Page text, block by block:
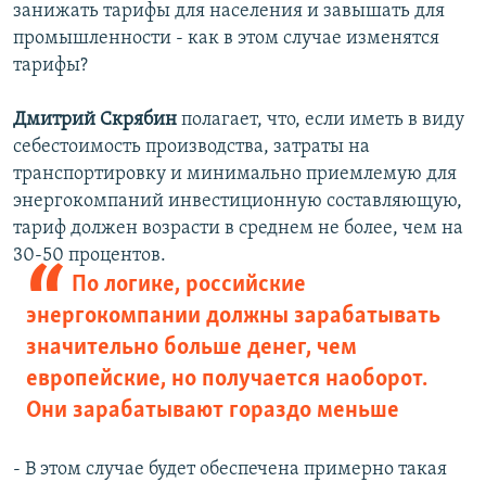
занижать тарифы для населения и завышать для
промышленности - как в этом случае изменятся
тарифы?
Дмитрий Скрябин полагает, что, если иметь в виду
себестоимость производства, затраты на
транспортировку и минимально приемлемую для
энергокомпаний инвестиционную составляющую,
тариф должен возрасти в среднем не более, чем на
30-50 процентов.
По логике, российские
энергокомпании должны зарабатывать
значительно больше денег, чем
европейские, но получается наоборот.
Они зарабатывают гораздо меньше
- В этом случае будет обеспечена примерно такая